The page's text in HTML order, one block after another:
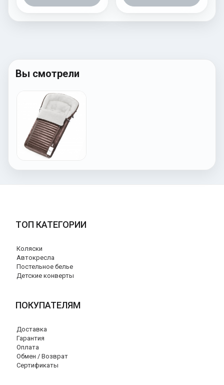
Вы смотрели
ТОП КАТЕГОРИИ
Коляски
Автокресла
Постельное белье
Детские конверты
ПОКУПАТЕЛЯМ
Доставка
Гарантия
Оплата
Обмен / Возврат
Сертификаты